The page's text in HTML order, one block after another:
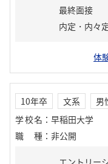
最終面接
内定・内々
体
10年卒 文系
男
学校名 ： 早稲田大学
職種 ： 非公開
エントリー